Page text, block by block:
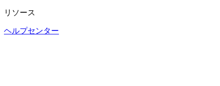
リソース
ヘルプセンター